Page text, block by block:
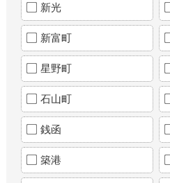
新光
新富町
星野町
石山町
銭函
築港